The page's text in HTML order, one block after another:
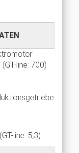
(GT-line: 700)
line: 5,3)